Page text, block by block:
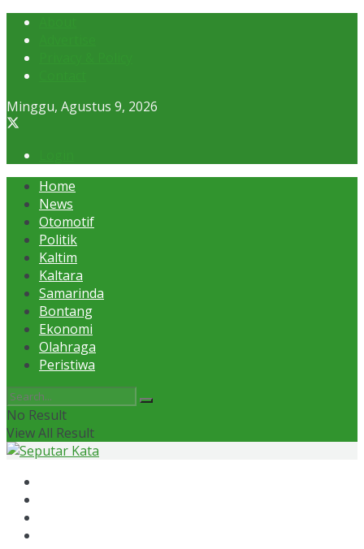
Minggu, Agustus 9, 2026
Home
News
Otomotif
Politik
Kaltim
Kaltara
Samarinda
Bontang
Ekonomi
Olahraga
Peristiwa
No Result
View All Result